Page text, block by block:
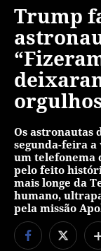
Trump
Os astronautas
segunda-feira
um telefonema
pelo feito
mais longe da
humano,
pela missão